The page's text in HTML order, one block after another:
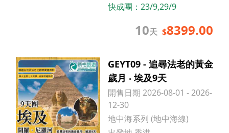
快成團： 23/9,29/9
10天 $8399.00
GEYT09 - 追尋法老的黃金
歲月 ‧ 埃及9天
開售日期 2026-08-01 - 2026-
12-30
地中海系列 (地中海線)